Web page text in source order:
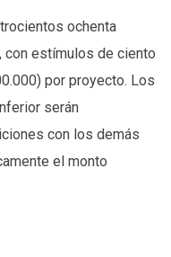
ochenta
estímulos de ciento
por proyecto. Los
serán
con los demás
el monto